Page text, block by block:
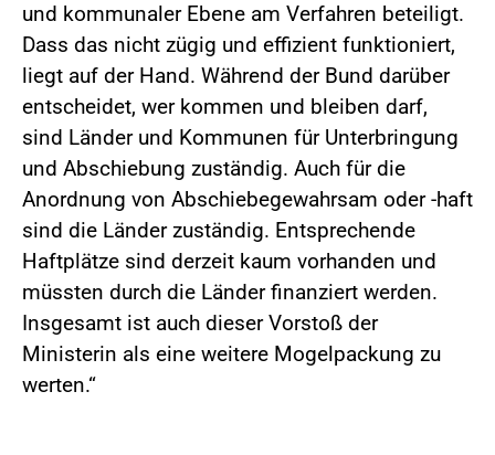
und kommunaler Ebene am Verfahren beteiligt.
Dass das nicht zügig und effizient funktioniert,
liegt auf der Hand. Während der Bund darüber
entscheidet, wer kommen und bleiben darf,
sind Länder und Kommunen für Unterbringung
und Abschiebung zuständig. Auch für die
Anordnung von Abschiebegewahrsam oder -haft
sind die Länder zuständig. Entsprechende
Haftplätze sind derzeit kaum vorhanden und
müssten durch die Länder finanziert werden.
Insgesamt ist auch dieser Vorstoß der
Ministerin als eine weitere Mogelpackung zu
werten.“